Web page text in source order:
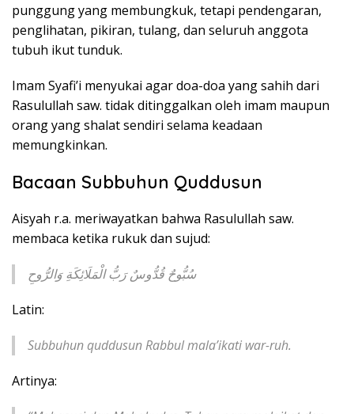
punggung yang membungkuk, tetapi pendengaran,
penglihatan, pikiran, tulang, dan seluruh anggota
tubuh ikut tunduk.
Imam Syafi’i menyukai agar doa-doa yang sahih dari
Rasulullah saw. tidak ditinggalkan oleh imam maupun
orang yang shalat sendiri selama keadaan
memungkinkan.
Bacaan Subbuhun Quddusun
Aisyah r.a. meriwayatkan bahwa Rasulullah saw.
membaca ketika rukuk dan sujud:
سُبُّوحٌ قُدُّوسٌ رَبُّ الْمَلَائِكَةِ وَالرُّوحِ
Latin:
Subbuhun quddusun Rabbul mala’ikati war-ruh.
Artinya: